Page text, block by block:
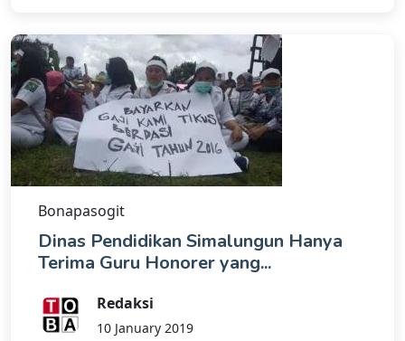
Bonapasogit
Dinas Pendidikan Simalungun Hanya
Terima Guru Honorer yang...
Redaksi
10 January 2019